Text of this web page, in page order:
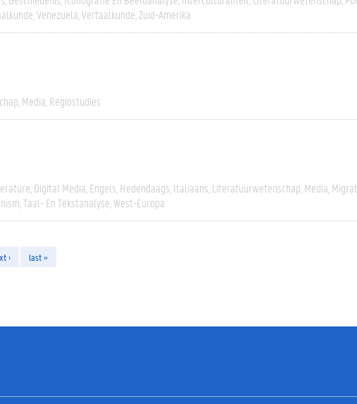
Venezuela Vertaalkunde Zuid-Amerika
Media Regiostudies
Digital Media Engels Hedendaags Italiaans Literatuurwetenschap Media
Taal- En Tekstanalyse West-Europa
› last »